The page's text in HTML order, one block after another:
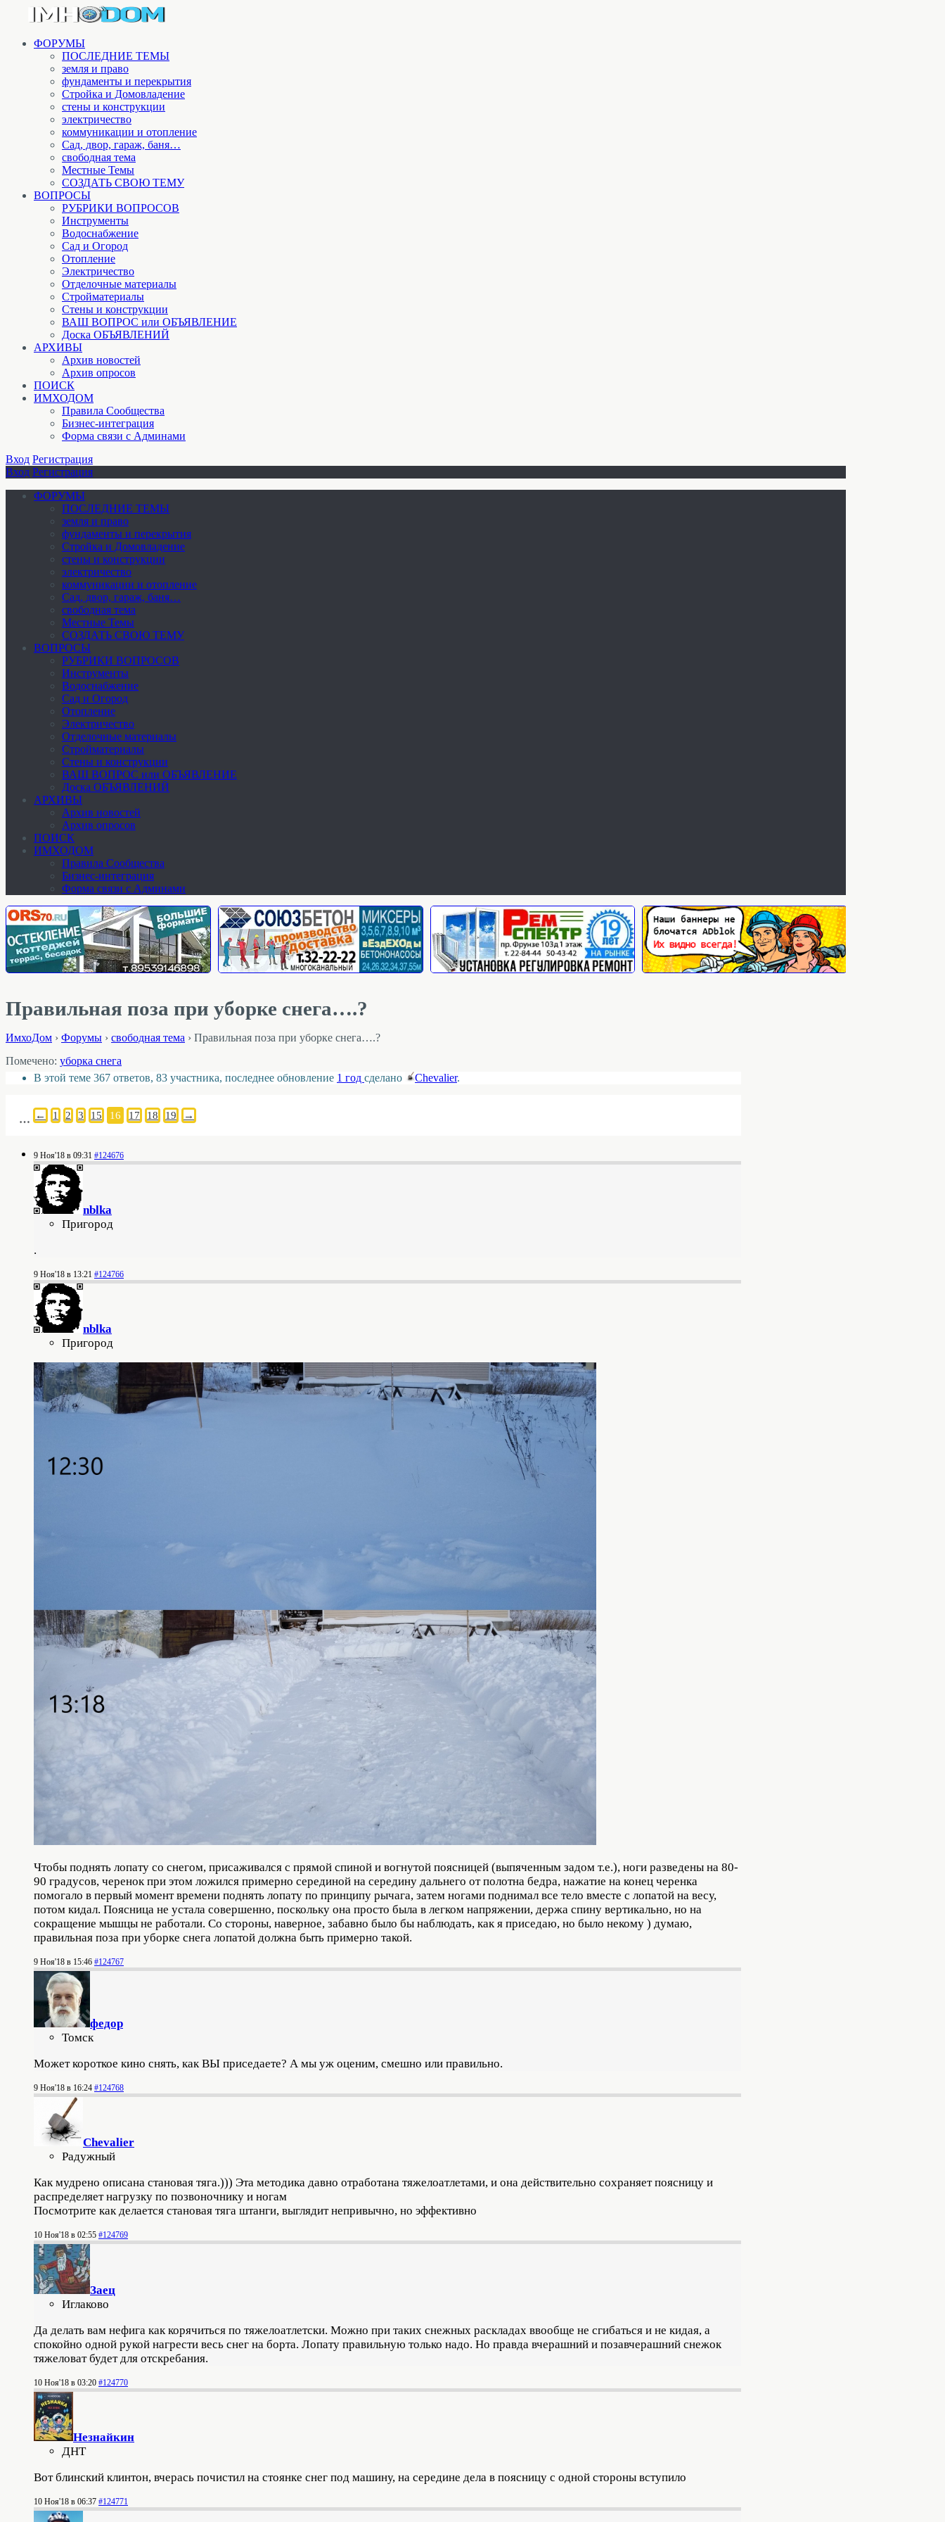
ФОРУМЫ
ПОСЛЕДНИЕ ТЕМЫ
земля и право
фундаменты и перекрытия
Стройка и Домовладение
стены и конструкции
электричество
коммуникации и отопление
Cад, двор, гараж, баня…
свободная тема
Местные Темы
СОЗДАТЬ СВОЮ ТЕМУ
ВОПРОСЫ
РУБРИКИ ВОПРОСОВ
Инструменты
Водоснабжение
Сад и Огород
Отопление
Электричество
Отделочные материалы
Стройматериалы
Стены и конструкции
ВАШ ВОПРОС или ОБЪЯВЛЕНИЕ
Доска ОБЪЯВЛЕНИЙ
АРХИВЫ
Архив новостей
Архив опросов
ПОИСК
ИМХОДОМ
Правила Сообщества
Бизнес-интеграция
Форма связи с Админами
Вход Регистрация
Вход Регистрация
ФОРУМЫ
ПОСЛЕДНИЕ ТЕМЫ
земля и право
фундаменты и перекрытия
Стройка и Домовладение
стены и конструкции
электричество
коммуникации и отопление
Cад, двор, гараж, баня…
свободная тема
Местные Темы
СОЗДАТЬ СВОЮ ТЕМУ
ВОПРОСЫ
РУБРИКИ ВОПРОСОВ
Инструменты
Водоснабжение
Сад и Огород
Отопление
Электричество
Отделочные материалы
Стройматериалы
Стены и конструкции
ВАШ ВОПРОС или ОБЪЯВЛЕНИЕ
Доска ОБЪЯВЛЕНИЙ
АРХИВЫ
Архив новостей
Архив опросов
ПОИСК
ИМХОДОМ
Правила Сообщества
Бизнес-интеграция
Форма связи с Админами
Правильная поза при уборке снега….?
ИмхоДом › Форумы › свободная тема › Правильная поза при уборке снега….?
Помечено: уборка снега
В этой теме 367 ответов, 83 участника, последнее обновление 1 год сделано Chevalier.
← 1 2 3
… 15 16 17 18 19 →
9 Ноя'18 в 09:31 #124676
nblka
Пригород
.
9 Ноя'18 в 13:21 #124766
nblka
Пригород
Чтобы поднять лопату со снегом, присаживался с прямой спиной и вогнутой поясницей (выпяченным задом т.е.), ноги разведены на 80-
90 градусов, черенок при этом ложился примерно серединой на середину дальнего от полотна бедра, нажатие на конец черенка
помогало в первый момент времени поднять лопату по принципу рычага, затем ногами поднимал все тело вместе с лопатой на весу,
потом кидал. Поясница не устала совершенно, поскольку она просто была в легком напряжении, держа спину вертикально, но на
сокращение мышцы не работали. Со стороны, наверное, забавно было бы наблюдать, как я приседаю, но было некому ) думаю,
правильная поза при уборке снега лопатой должна быть примерно такой.
9 Ноя'18 в 15:46 #124767
федор
Томск
Может короткое кино снять, как ВЫ приседаете? А мы уж оценим, смешно или правильно.
9 Ноя'18 в 16:24 #124768
Chevalier
Радужный
Как мудрено описана становая тяга.))) Эта методика давно отработана тяжелоатлетами, и она действительно сохраняет поясницу и
распределяет нагрузку по позвоночнику и ногам
Посмотрите как делается становая тяга штанги, выглядит непривычно, но эффективно
10 Ноя'18 в 02:55 #124769
Заец
Иглаково
Да делать вам нефига как корячиться по тяжелоатлетски. Можно при таких снежных раскладах ввообще не сгибаться и не кидая, а
спокойно одной рукой нагрести весь снег на борта. Лопату правильную только надо. Но правда вчерашний и позавчерашний снежок
тяжеловат будет для отскребания.
10 Ноя'18 в 03:20 #124770
Незнайкин
ДНТ
Вот блинский клинтон, вчерась почистил на стоянке снег под машину, на середине дела в поясницу с одной стороны вступило
10 Ноя'18 в 06:37 #124771